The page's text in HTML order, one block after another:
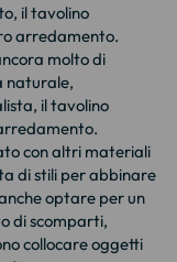
il tavolino
arredamento.
molto di
naturale,
il tavolino
con altri materiali
di stili per abbinare
optare per un
di scomparti,
collocare oggetti